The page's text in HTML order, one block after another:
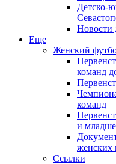
Детско-
Новости
Еще
Женский
команд
команд
и младше
женских
Ссылки